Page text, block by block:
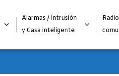
Alarmas / Intrusión
y Casa inteligente
Radio